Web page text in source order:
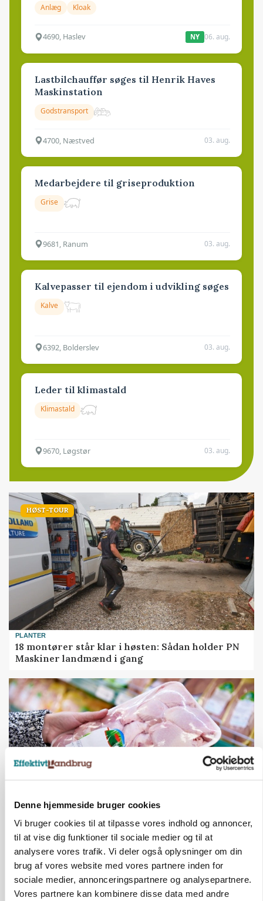
Denne hjemmeside bruger cookies
Vi bruger cookies til at tilpasse vores indhold og annoncer,
til at vise dig funktioner til sociale medier og til at
analysere vores trafik. Vi deler også oplysninger om din
brug af vores website med vores partnere inden for
sociale medier, annonceringspartnere og analysepartnere.
Vores partnere kan kombinere disse data med andre
Anlæg Kloak
4690, Haslev NY 06. aug.
Lastbilchauffør søges til Henrik Haves
Maskinstation
Godstransport
4700, Næstved 03. aug.
Medarbejdere til griseproduktion
Grise
9681, Ranum 03. aug.
Kalvepasser til ejendom i udvikling søges
Kalve
6392, Bolderslev 03. aug.
Leder til klimastald
Klimastald
9670, Løgstør 03. aug.
HØST-TOUR
PLANTER
18 montører står klar i høsten: Sådan holder PN
Maskiner landmænd i gang
MARKEDSFOKUS
Prisgab på 20 kroner pr. kg vokser: Polsk kylling
presser markedet